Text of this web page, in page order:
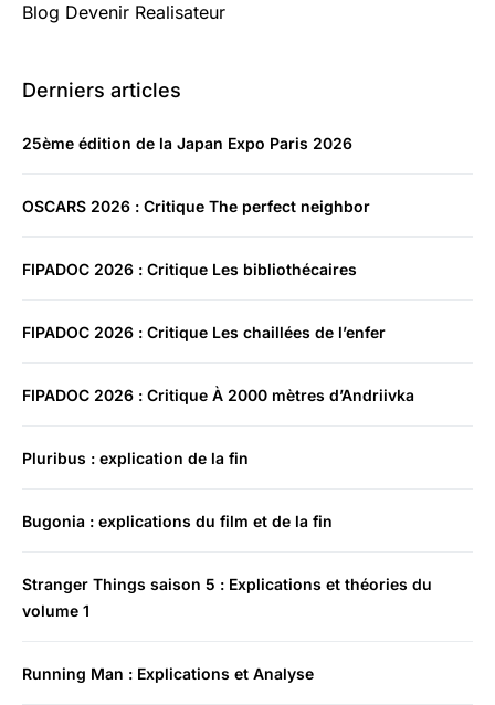
Blog Devenir Realisateur
Derniers articles
25ème édition de la Japan Expo Paris 2026
OSCARS 2026 : Critique The perfect neighbor
FIPADOC 2026 : Critique Les bibliothécaires
FIPADOC 2026 : Critique Les chaillées de l’enfer
FIPADOC 2026 : Critique À 2000 mètres d’Andriivka
Pluribus : explication de la fin
Bugonia : explications du film et de la fin
Stranger Things saison 5 : Explications et théories du
volume 1
Running Man : Explications et Analyse